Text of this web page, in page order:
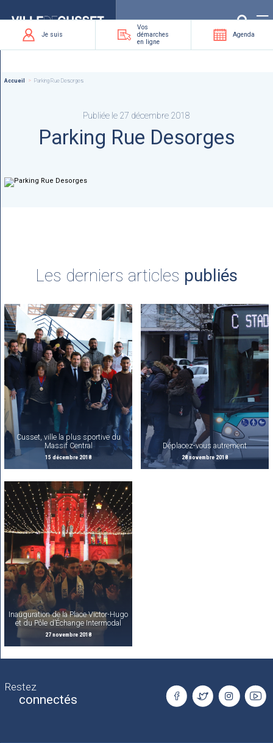
vous
Je suis
Vos
démarches
en ligne
Agenda
Accueil Parking Rue Desorges
Publiée le 27 décembre 2018
Parking Rue Desorges
Les derniers articles publiés
Cusset, ville la plus sportive du
Massif Central
15 décembre 2018
Déplacez-vous autrement
28 novembre 2018
Inauguration de la Place Victor-Hugo
et du Pôle d’Échange Intermodal
27 novembre 2018
Restez
connectés